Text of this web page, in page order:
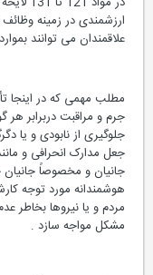
ارزشمندی در زمینه
علاقمندان می توانند
مطلب مهمی که در اینجا
جرم و مراقبت دربرابر هر
جلوگیری از نابودی و یا
جعل مدارک انحرافی و
جانیان و مخصوصاً جانیان
هوشمندانه مورد توجه
مردم و یا نیروها بخاطر
مشکل مواجه سازد .